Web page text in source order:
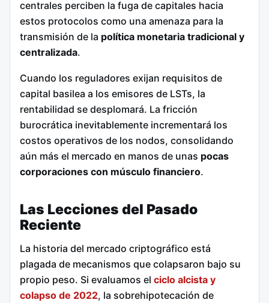
centrales perciben la fuga de capitales hacia
estos protocolos como una amenaza para la
transmisión de la política monetaria tradicional y
centralizada.
Cuando los reguladores exijan requisitos de
capital basilea a los emisores de LSTs, la
rentabilidad se desplomará. La fricción
burocrática inevitablemente incrementará los
costos operativos de los nodos, consolidando
aún más el mercado en manos de unas pocas
corporaciones con músculo financiero.
Las Lecciones del Pasado
Reciente
La historia del mercado criptográfico está
plagada de mecanismos que colapsaron bajo su
propio peso. Si evaluamos el ciclo alcista y
colapso de 2022, la sobrehipotecación de